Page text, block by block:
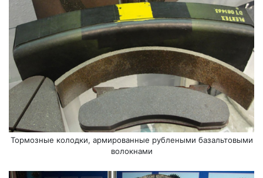
Тормозные колодки, армированные рублеными базальтовыми
волокнами